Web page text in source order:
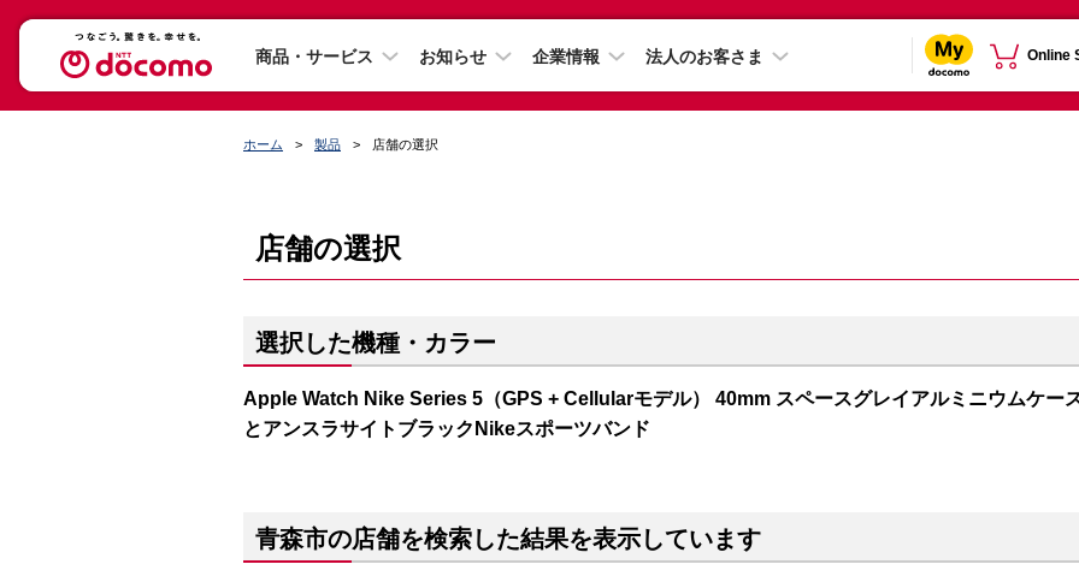
商品・サービス お知らせ 企業情報 法人のお客さま Online
ホーム 製品 店舗の選択
店舗の選択
選択した機種・カラー
Apple Watch Nike Series 5（GPS + Cellularモデル） 40mm スペースグレイアルミニウムケー
とアンスラサイトブラックNikeスポーツバンド
青森市の店舗を検索した結果を表示しています